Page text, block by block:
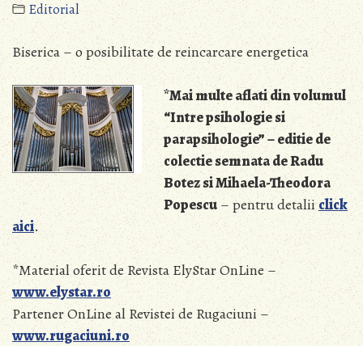
Editorial
Biserica – o posibilitate de reincarcare energetica
*Mai multe aflati din volumul
“Intre psihologie si
parapsihologie” – editie de
colectie semnata de Radu
Botez si Mihaela-Theodora
Popescu– pentru detaliiclick
aici.
*Material oferit de Revista ElyStar OnLine –
www.elystar.ro
Partener OnLine al Revistei de Rugaciuni –
www.rugaciuni.ro